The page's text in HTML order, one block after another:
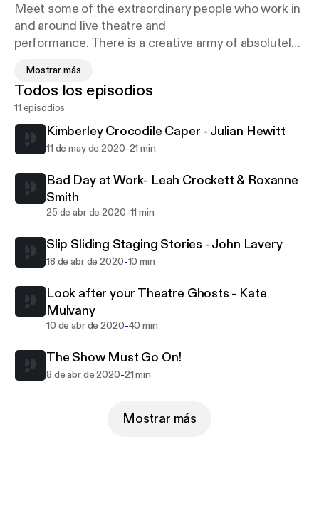
Meet some of the extraordinary people who work in
and around live theatre and
performance. There is a creative army of absolutely
people, who will do literally anything to make sure
that the show goes on. In
this series are going to hear some of their truly
bizarre, fantastic and
outstanding stories.
Mostrar más
Todos los episodios
11 episodios
Kimberley Crocodile Caper - Julian Hewitt
11 de may de 2020-21 min
Bad Day at Work- Leah Crockett & Roxanne
Smith
25 de abr de 2020-11 min
Slip Sliding Staging Stories - John Lavery
18 de abr de 2020-10 min
Look after your Theatre Ghosts - Kate
Mulvany
10 de abr de 2020-40 min
The Show Must Go On!
8 de abr de 2020-21 min
Mostrar más